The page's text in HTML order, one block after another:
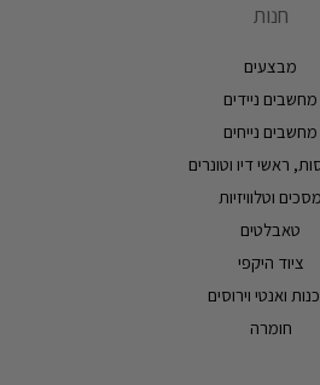
חנות
מבצעים
מחשבים ניידים
מחשבים נייחים
ראשי דיו וטונרים
מסכים וטלוויזיות
טאבלטים
ציוד היקפי
ואנטי וירוסים
חומרה